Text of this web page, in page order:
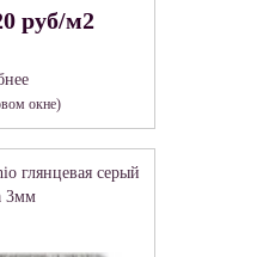
руб/м2
окне)
глянцевая серый
3мм